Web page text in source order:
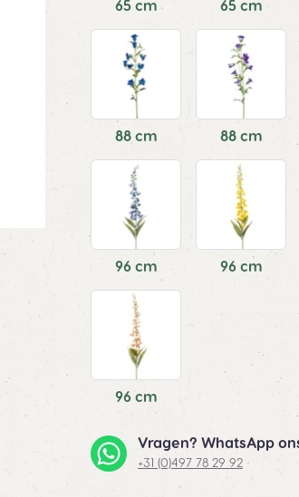
65 cm 65 cm
88 cm 88 cm
96 cm 96 cm
96 cm
Vragen? WhatsApp
+31 (0)497 78 29 92